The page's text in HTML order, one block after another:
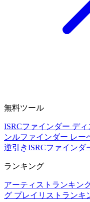
無料ツール
ISRCファインダー ディ
ンルファインダー レー
逆引きISRCファインダ
ランキング
アーティストランキン
グ プレイリストランキ